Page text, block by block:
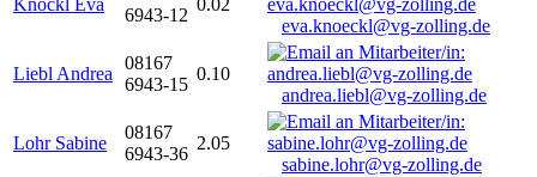
Knöckl Eva
6943-12
0.02
eva.knoeckl@vg-zolling.de
Liebl Andrea
08167
6943-15
0.10
andrea.liebl@vg-zolling.de
Lohr Sabine
08167
6943-36
2.05
sabine.lohr@vg-zolling.de